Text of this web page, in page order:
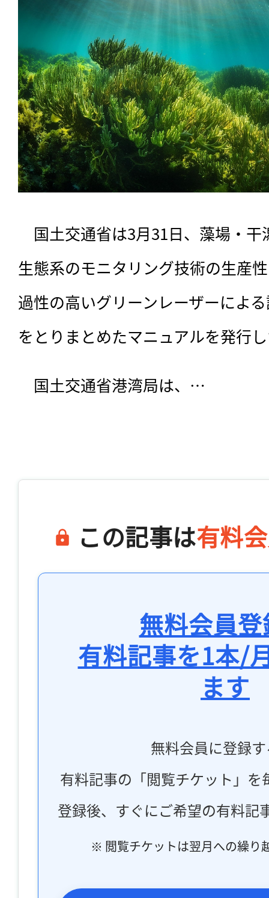
国土交通省は3月31日、藻場・干
生態系のモニタリング技術の生産
過性の高いグリーンレーザーによ
をとりまとめたマニュアルを発行
国土交通省港湾局は、…
この記事は有料
無料会員
有料記事を1本/
ます
無料会員に登録
有料記事の「閲覧チケット」
登録後、すぐにご希望の有料記
※ 閲覧チケットは翌月への繰り